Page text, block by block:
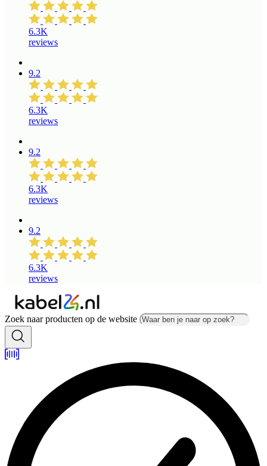
6.3K
reviews
9.2
6.3K
reviews
9.2
6.3K
reviews
9.2
6.3K
reviews
Zoek naar producten op de website